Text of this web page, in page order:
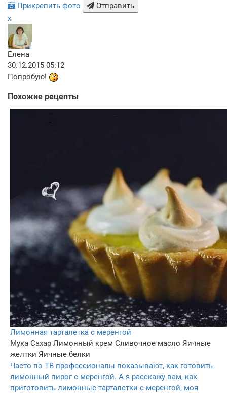
Прикрепить фото
Отправить
x
Елена
30.12.2015 05:12
Попробую!
Похожие рецепты
Лимонная тарталетка с меренгой
Мука Сахар Лимонный крем Сливочное масло Яичные
желтки Яичные белки
Часто по ТВ профессионалы показывают, как готовить
лимонный пирог с меренгой. А я расскажу вам, как
приготовить лимонные тарталетки с меренгой, моя